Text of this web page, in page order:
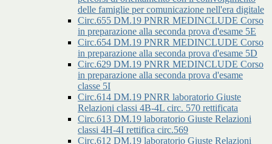
delle famiglie per comunicazione nell'era digitale
Circ.655 DM.19 PNRR MEDINCLUDE Corso
in preparazione alla seconda prova d'esame 5E
Circ.654 DM.19 PNRR MEDINCLUDE Corso
in preparazione alla seconda prova d'esame 5D
Circ.629 DM.19 PNRR MEDINCLUDE Corso
in preparazione alla seconda prova d'esame
classe 5I
Circ.614 DM.19 PNRR laboratorio Giuste
Relazioni classi 4B-4L circ. 570 rettificata
Circ.613 DM.19 laboratorio Giuste Relazioni
classi 4H-4I rettifica circ.569
Circ.612 DM.19 laboratorio Giuste Relazioni